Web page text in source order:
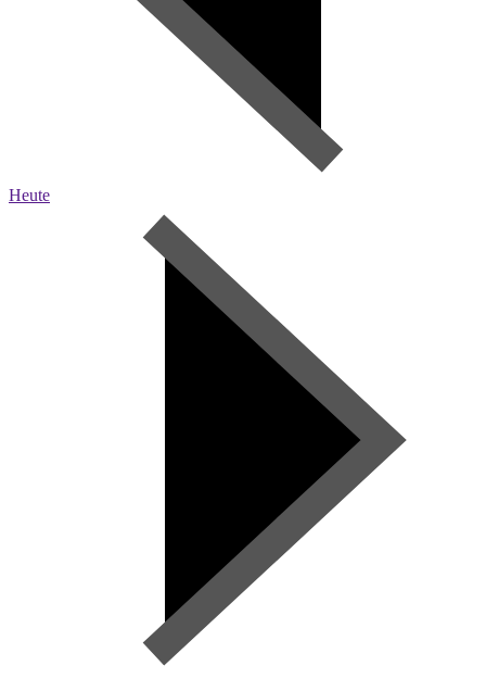
Heute